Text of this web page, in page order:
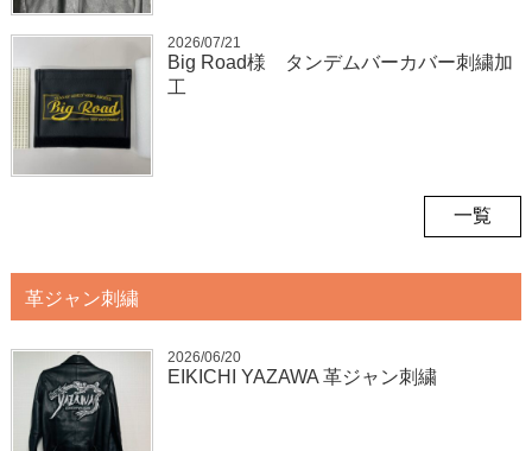
2026/07/21
Big Road様 タンデムバーカバー刺繍加
工
一覧
革ジャン刺繍
2026/06/20
EIKICHI YAZAWA 革ジャン刺繍